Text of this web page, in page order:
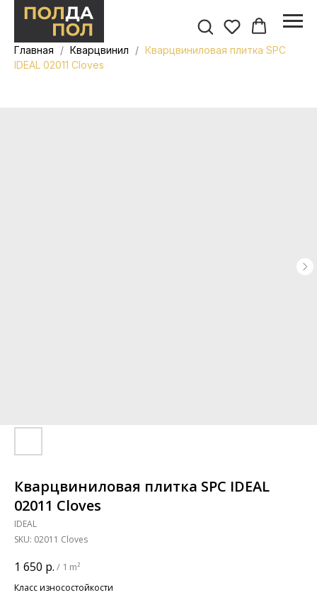
Главная Кварцвинил
Кварцвиниловая плитка SPC
IDEAL 02011 Cloves
Кварцвиниловая плитка SPC IDEAL
02011 Cloves
IDEAL
SKU: 02011 Cloves
1 650 р. / 1 m²
Класс износостойкости